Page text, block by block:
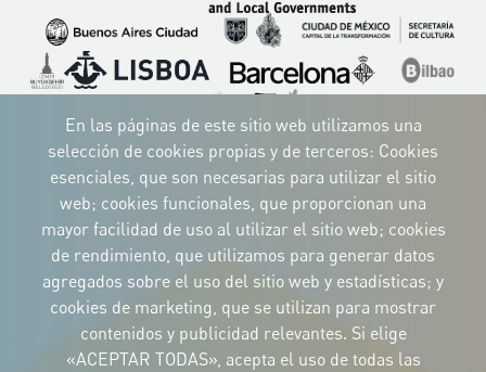
Imagen
Imagen
ImagenImagen Imagen
Imagen
ImagenImagenImagen
IDENTIDAD CORPORATIVA
Descargue
los logotipos
y el manual
Carrer Avinyó, 15
culture@uclg.org
En las páginas de este sitio web utilizamos una
selección de cookies propias y de terceros: Cookies
esenciales, que son necesarias para utilizar el sitio
web; cookies funcionales, que proporcionan una
mayor facilidad de uso al utilizar el sitio web; cookies
de rendimiento, que utilizamos para generar datos
agregados sobre el uso del sitio web y estadísticas; y
cookies de marketing, que se utilizan para mostrar
contenidos y publicidad relevantes. Si elige
«ACEPTAR TODAS», acepta el uso de todas las